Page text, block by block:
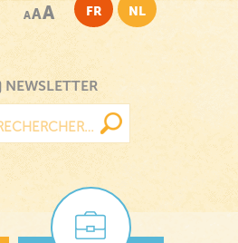
AAA FR NL
NEWSLETTER